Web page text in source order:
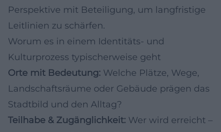
Perspektive mit Beteiligung, um langfristige
Leitlinien zu schärfen.
Worum es in einem Identitäts- und
Kulturprozess typischerweise geht
Orte mit Bedeutung: Welche Plätze, Wege,
Landschaftsräume oder Gebäude prägen das
Stadtbild und den Alltag?
Teilhabe & Zugänglichkeit: Wer wird erreicht –